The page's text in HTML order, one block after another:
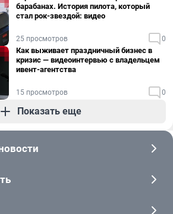
барабанах. История пилота, который
стал рок-звездой: видео
25 просмотров 0
Как выживает праздничный бизнес в
кризис — видеоинтервью с владельцем
ивент-агентства
15 просмотров 0
Показать еще